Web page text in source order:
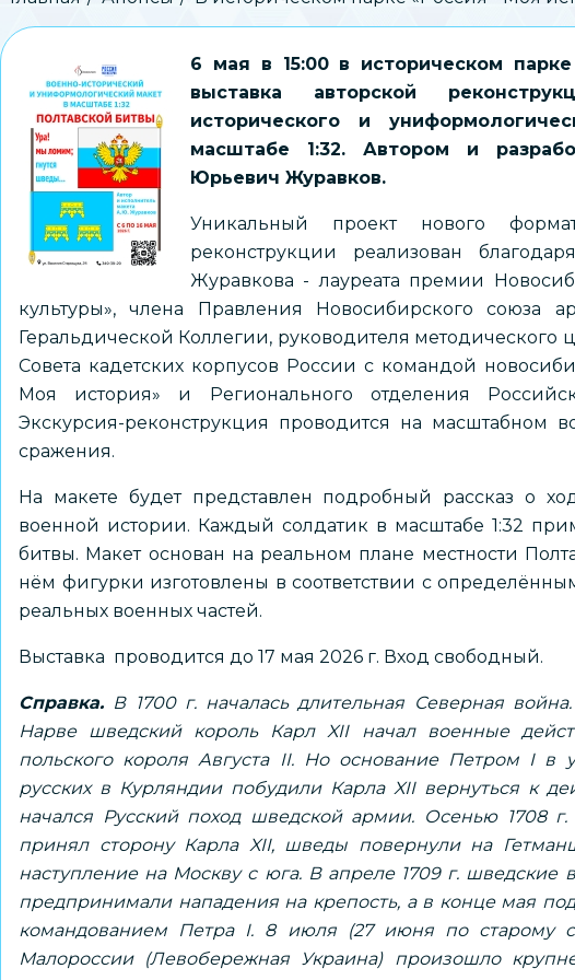
навигации
6 мая в 15:00 в историческом
выставка авторской
исторического и
масштабе 1:32. Автором и
Юрьевич Журавков.
Уникальный проект нового
реконструкции реализован
Журавкова - лауреата премии
культуры», члена Правления Новосибирского союза
Геральдической Коллегии, руководителя
Совета кадетских корпусов России с командой
Моя история» и Регионального отделения
Экскурсия-реконструкция проводится на масштабном
сражения.
На макете будет представлен подробный рассказ о
военной истории. Каждый солдатик в масштабе 1:32
битвы. Макет основан на реальном плане местности
нём фигурки изготовлены в соответствии с
реальных военных частей.
Выставка проводится до 17 мая 2026 г. Вход свободный.
Справка. В 1700 г. началась длительная Северная
Нарве шведский король Карл XII начал военные
польского короля Августа II. Но основание Петром I в
русских в Курляндии побудили Карла XII вернуться к
начался Русский поход шведской армии. Осенью 1708
принял сторону Карла XII, шведы повернули на
наступление на Москву с юга. В апреле 1709 г. шведские
предпринимали нападения на крепость, а в конце мая
командованием Петра I. 8 июля (27 июня по старому
Малороссии (Левобережная Украина) произошло